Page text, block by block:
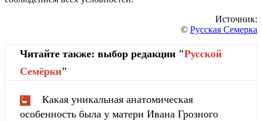
Источник:
© Русская Семерка
Читайте также: выбор редакции "Русской
Cемёрки"
Какая уникальная анатомическая
особенность была у матери Ивана Грозного